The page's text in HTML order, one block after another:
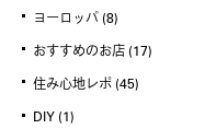
ヨーロッパ (8)
おすすめのお店 (17)
住み心地レポ (45)
DIY (1)